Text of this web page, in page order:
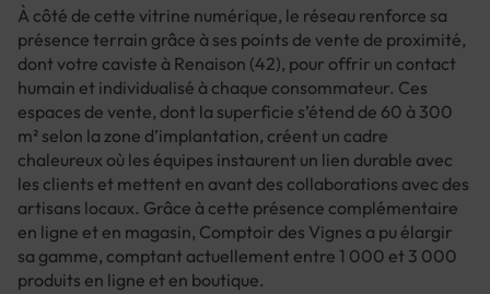
À côté de cette vitrine numérique, le réseau renforce sa
présence terrain grâce à ses points de vente de proximité,
dont votre caviste à Renaison (42), pour offrir un contact
humain et individualisé à chaque consommateur. Ces
espaces de vente, dont la superficie s’étend de 60 à 300
m² selon la zone d’implantation, créent un cadre
chaleureux où les équipes instaurent un lien durable avec
les clients et mettent en avant des collaborations avec des
artisans locaux. Grâce à cette présence complémentaire
en ligne et en magasin, Comptoir des Vignes a pu élargir
sa gamme, comptant actuellement entre 1 000 et 3 000
produits en ligne et en boutique.